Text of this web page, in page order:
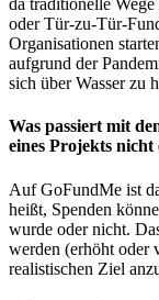
da traditionelle
oder Tür-zu-Tür-
Organisationen
aufgrund der
sich über Wasser zu
Was passiert mit
eines Projekts
Auf GoFundMe ist
heißt, Spenden
wurde oder nicht.
werden (erhöht oder
realistischen Ziel